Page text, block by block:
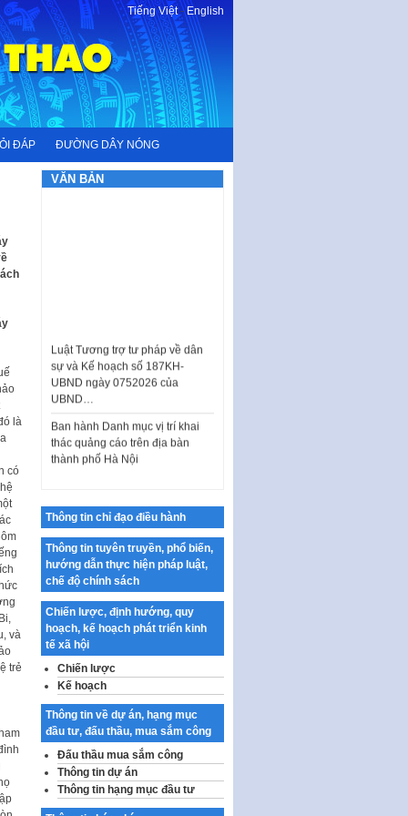
Tiếng Việt-English
ĐÁP ĐƯỜNG DÂY NÓNG
là
có
và
trẻ
VĂN BẢN
sự và Kế hoạch số 187KH-
UBND ngày 0752026 của
UBND…
Ban hành Danh mục vị trí khai
thác quảng cáo trên địa bàn
thành phố Hà Nội
Kế hoạch Tổ chức Cuộc thi
Công bố công khai dự toán kinh
phí xây dựng pháp luật, hoàn
thiện thể chế, chính…
Quy định về nghiên cứu, ứng
dụng khoa học, công nghệ, đổi
mới sáng tạo và chuyển…
Quy định chi tiết và hướng dẫn
thi hành một số điều của Luật Lý
lịch tư…
Sửa đổi, bổ sung một số nội
dung tại Nghị quyết số 30/NQ-
CP ngày 24 tháng 02…
Ban hành Chương trình hành
động của Chính phủ thực hiện
Nghị quyết số 02-NQ/TW ngày
Thông tin chỉ đạo điều hành
Thông tin tuyên truyền, phổ biến,
hướng dẫn thực hiện pháp luật,
chế độ chính sách
Chiến lược, định hướng, quy
hoạch, kế hoạch phát triển kinh
tế xã hội
Chiến lược
Kế hoạch
Thông tin về dự án, hạng mục
đầu tư, đấu thầu, mua sắm công
Đấu thầu mua sắm công
Thông tin dự án
Thông tin hạng mục đầu tư